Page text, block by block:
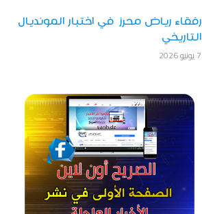
رفقاء رياض محرز في اختبار المونديال
التاريخي
7 يونيو 2026